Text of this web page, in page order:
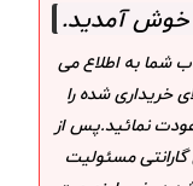
خوش آمدید.
شما به اطلاع می
خریداری شده را
نمائید.پس از
مسئولیت